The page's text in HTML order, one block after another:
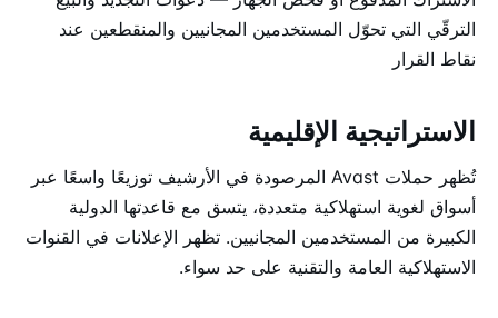
الترقّي التي تحوّل المستخدمين المجانيين والمنقطعين عند
نقاط القرار
الاستراتيجية الإقليمية
تُظهر حملات Avast المرصودة في الأرشيف توزيعًا واسعًا عبر
أسواق لغوية استهلاكية متعددة، يتسق مع قاعدتها الدولية
الكبيرة من المستخدمين المجانيين. تظهر الإعلانات في القنوات
الاستهلاكية العامة والتقنية على حد سواء.